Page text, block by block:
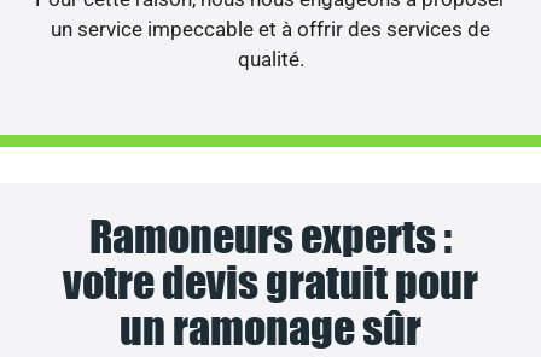
un service impeccable et à offrir des services de
qualité.
Ramoneurs experts :
votre devis gratuit pour
un ramonage sûr